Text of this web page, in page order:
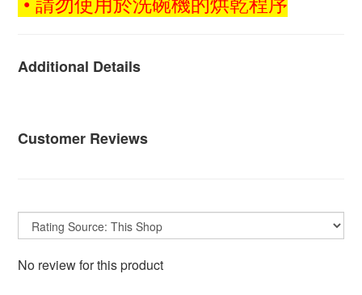
Additional Details
Customer Reviews
No review for this product